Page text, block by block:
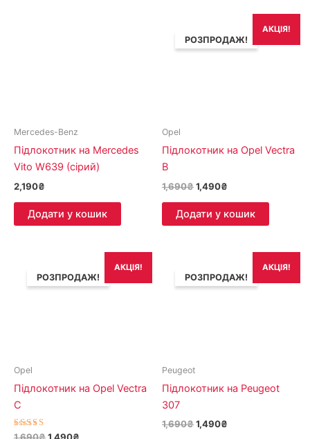
Mercedes-Benz
Підлокотник на Mercedes
Vito W639 (сірий)
2,190₴
Додати у кошик
АКЦІЯ!
РОЗПРОДАЖ!
Opel
Підлокотник на Opel Vectra
B
1,690₴
ціна:
1,690₴.
1,490₴
ціна:
1,490₴.
Додати у кошик
АКЦІЯ!
РОЗПРОДАЖ!
Opel
Підлокотник на Opel Vectra
C
Оцінено в
1,690₴
ціна:
1,690₴.
1,490₴
ціна:
1,490₴.
АКЦІЯ!
РОЗПРОДАЖ!
Peugeot
Підлокотник на Peugeot
307
1,690₴
ціна:
1,690₴.
1,490₴
ціна:
1,490₴.